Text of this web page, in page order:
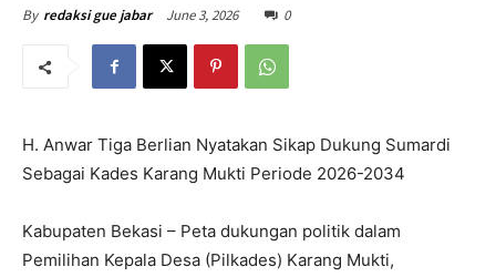
By redaksi gue jabar June 3, 2026 0
H. Anwar Tiga Berlian Nyatakan Sikap Dukung Sumardi
Sebagai Kades Karang Mukti Periode 2026-2034
Kabupaten Bekasi – Peta dukungan politik dalam
Pemilihan Kepala Desa (Pilkades) Karang Mukti,